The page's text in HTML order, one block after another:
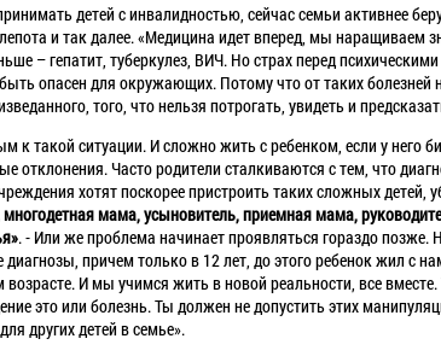
детей с инвалидностью, сейчас семьи активнее
и так далее. «Медицина идет вперед, мы наращиваем
– гепатит, туберкулез, ВИЧ. Но страх перед
опасен для окружающих. Потому что от таких болезней
того, что нельзя потрогать, увидеть и
к такой ситуации. И сложно жить с ребенком, если у него
отклонения. Часто родители сталкиваются с тем, что
хотят поскорее пристроить таких сложных
многодетная мама, усыновитель, приемная мама,
. - Или же проблема начинает проявляться гораздо позже.
причем только в 12 лет, до этого ребенок жил с
И мы учимся жить в новой реальности, все
это или болезнь. Ты должен не допустить этих
других детей в семье».